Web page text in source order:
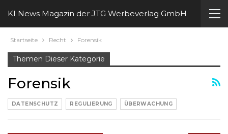
KI News Magazin der JTG Werbeverlag GmbH
Startseite Recht Forensik
Themen Dieser Kategorie
Forensik
DATENSCHUTZ REGULIERUNG ÜBERWACHUNG